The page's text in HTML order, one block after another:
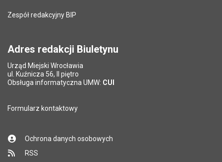
Pytanie antyspamowe
*
Pole wymagane
Zespół redakcyjny BIP
Adres redakcji Biuletynu
Urząd Miejski Wrocławia
ul. Kuźnicza 56, II piętro
Obsługa informatyczna UMW: CUI
Formularz kontaktowy
Ochrona danych osobowych
RSS